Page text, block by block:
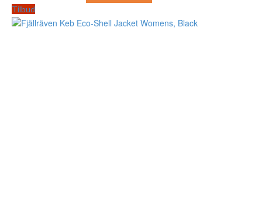
649,95 kr..
pris
499,95 kr..
Tilbud